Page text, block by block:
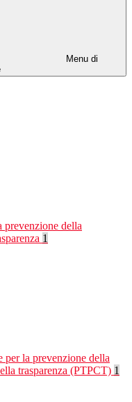
Menu di
prevenzione della
1
per la prevenzione della
trasparenza (PTPCT) 1